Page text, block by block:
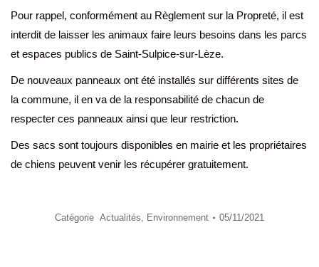
Pour rappel, conformément au Règlement sur la Propreté, il est
interdit de laisser les animaux faire leurs besoins dans les parcs
et espaces publics de Saint-Sulpice-sur-Lèze.
De nouveaux panneaux ont été installés sur différents sites de
la commune, il en va de la responsabilité de chacun de
respecter ces panneaux ainsi que leur restriction.
Des sacs sont toujours disponibles en mairie et les propriétaires
de chiens peuvent venir les récupérer gratuitement.
Catégorie Actualités, Environnement 05/11/2021